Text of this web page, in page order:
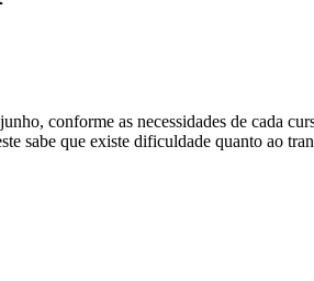
conforme as necessidades de cada
sabe que existe dificuldade quanto ao